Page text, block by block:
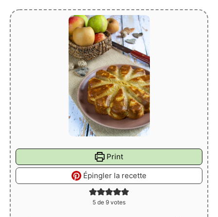
Print
Épingler la recette
5 de 9 votes